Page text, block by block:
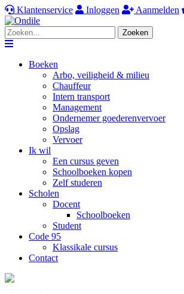
Klantenservice Inloggen Aanmelden
Zoeken
Navigation
Boeken
Arbo, veiligheid & milieu
Chauffeur
Intern transport
Management
Ondernemer goederenvervoer
Opslag
Vervoer
Ik wil
Een cursus geven
Schoolboeken kopen
Zelf studeren
Scholen
Docent
Schoolboeken
Student
Code 95
Klassikale cursus
Contact